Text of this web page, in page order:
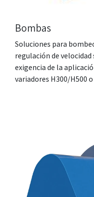
Bombas
Soluciones para
regulación de velocidad
exigencia de la
variadores H300/H500